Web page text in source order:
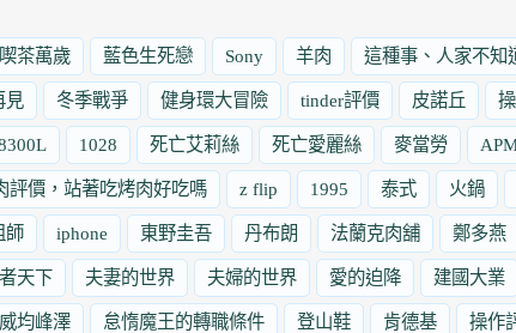
喫茶萬歲 藍色生死戀 Sony 羊肉 這種事、人家不知
見 冬季戰爭 健身環大冒險 tinder評價 皮諾丘
1028 死亡艾莉絲 死亡愛麗絲 麥當勞
評價，站著吃烤肉好吃嗎 z flip 1995 泰式 火鍋
師 iphone 東野圭吾 丹布朗 法蘭克肉舖 鄭多燕
天下 夫妻的世界 夫婦的世界 愛的迫降 建國大業
威均峰澤 怠惰魔王的轉職條件 登山鞋 肯德基 操作